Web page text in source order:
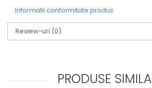
Informatii conformitate produs
Review-uri (0)
PRODUSE